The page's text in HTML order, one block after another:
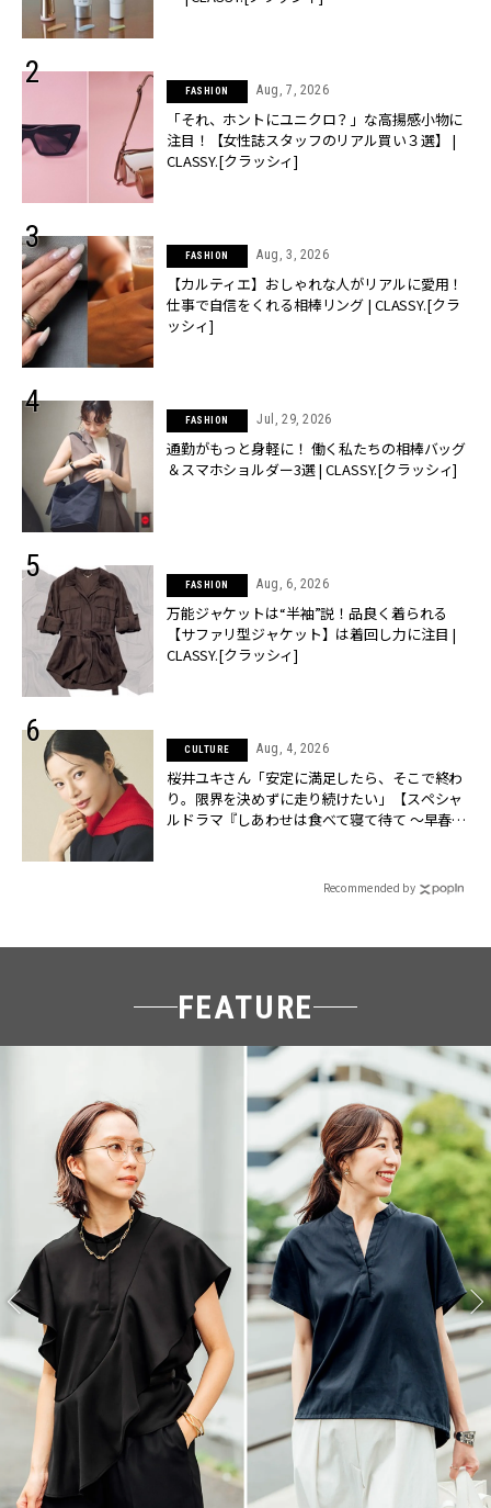
FASHION Aug, 7, 2026
「それ、ホントにユニクロ？」な高揚感小物に
注目！【女性誌スタッフのリアル買い３選】 |
CLASSY.[クラッシィ]
FASHION Aug, 3, 2026
【カルティエ】おしゃれな人がリアルに愛用！
仕事で自信をくれる相棒リング | CLASSY.[クラ
ッシィ]
FASHION Jul, 29, 2026
通勤がもっと身軽に！ 働く私たちの相棒バッグ
＆スマホショルダー3選 | CLASSY.[クラッシィ]
FASHION Aug, 6, 2026
万能ジャケットは“半袖”説！品良く着られる
【サファリ型ジャケット】は着回し力に注目 |
CLASSY.[クラッシィ]
CULTURE Aug, 4, 2026
桜井ユキさん「安定に満足したら、そこで終わ
り。限界を決めずに走り続けたい」【スペシャ
ルドラマ『しあわせは食べて寝て待て ～早春の
Recommended by
FEATURE